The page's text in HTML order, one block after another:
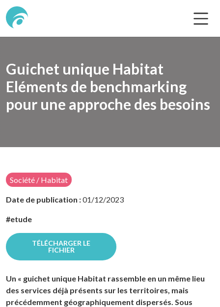
Guichet unique Habitat
Eléments de benchmarking
pour une approche des besoins
Société / Habitat
Date de publication :01/12/2023
#etude
TÉLÉCHARGER LE
FICHIER
Un « guichet unique Habitat rassemble en un même lieu
des services déjà présents sur les territoires, mais
précédemment géographiquement dispersés. Sous